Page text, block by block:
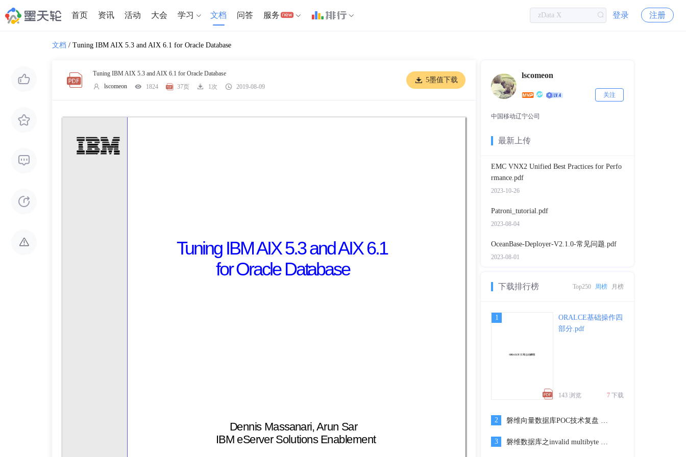
首页 资讯 活动 大会 学习 文档 问答 服务 登录 注册
文档 / Tuning IBM AIX 5.3 and AIX 6.1 for Oracle Database
Tuning IBM AIX 5.3 and AIX 6.1 for Oracle Database
lscomeon
1824 37页 1次 2019-08-09
5墨值下载
Tuning IBM AIX 5.3 and AIX 6.1
for Oracle Database
Dennis Massanari, Arun Sar
IBM eServer Solutions Enablement
lscomeon
关注
中国移动辽宁公司
最新上传
EMC VNX2 Unified Best Practices for Perfo
rmance.pdf
2023-10-26
Patroni_tutorial.pdf
2023-08-04
OceanBase-Deployer-V2.1.0-常见问题.pdf
2023-08-01
下载排行榜 Top250 周榜 月榜
1
ORALCE基础操作四
部分.pdf
143 浏览 7 下载
2 磐维向量数据库POC技术复盘 - 廖辰光.pptx
3 磐维数据库之invalid multibyte character for locale案例分享-张健.docx